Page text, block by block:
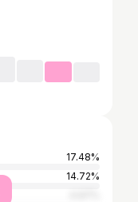
17.48%
14.72%